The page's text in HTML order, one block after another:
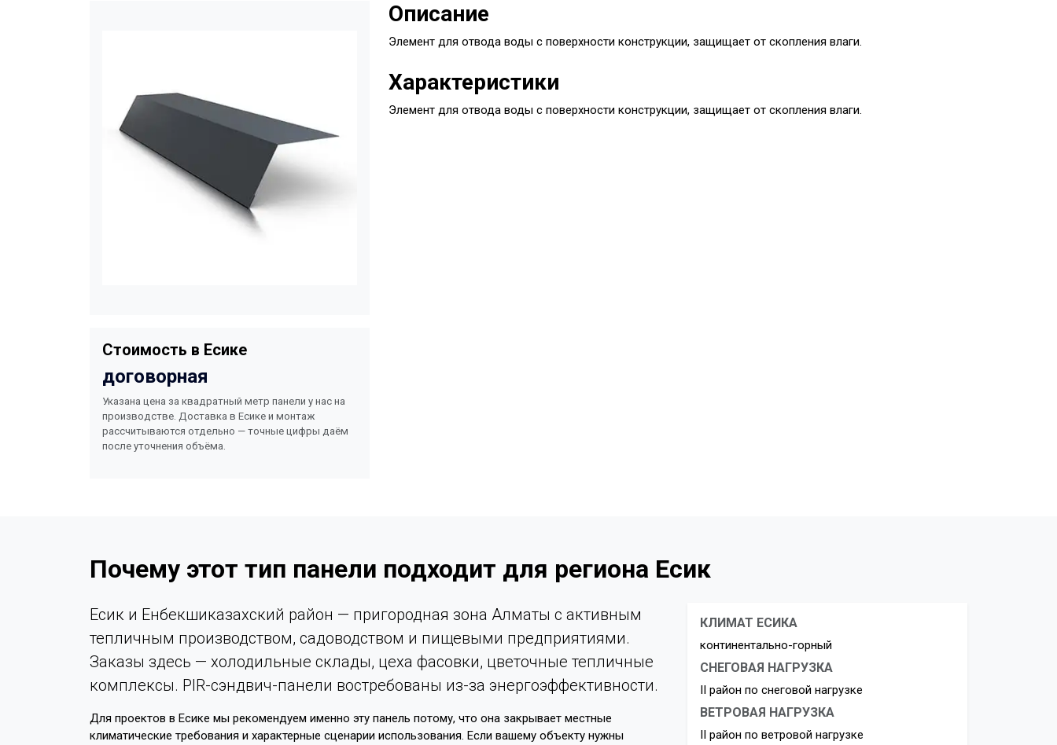
Стоимость в Есике
договорная
Указана цена за квадратный метр панели у нас на
производстве. Доставка в Есике и монтаж
рассчитываются отдельно — точные цифры даём
после уточнения объёма.
Описание
Элемент для отвода воды с поверхности конструкции, защищает от скопления влаги.
Характеристики
Элемент для отвода воды с поверхности конструкции, защищает от скопления влаги.
Почему этот тип панели подходит для региона Есик
Есик и Енбекшиказахский район — пригородная зона Алматы с активным
тепличным производством, садоводством и пищевыми предприятиями.
Заказы здесь — холодильные склады, цеха фасовки, цветочные тепличные
комплексы. PIR-сэндвич-панели востребованы из-за энергоэффективности.
Для проектов в Есике мы рекомендуем именно эту панель потому, что она закрывает местные
климатические требования и характерные сценарии использования. Если вашему объекту нужны
КЛИМАТ ЕСИКА
континентально-горный
СНЕГОВАЯ НАГРУЗКА
II район по снеговой нагрузке
ВЕТРОВАЯ НАГРУЗКА
II район по ветровой нагрузке